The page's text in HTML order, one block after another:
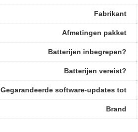
Fabrikant
Afmetingen pakket
Batterijen inbegrepen?
Batterijen vereist?
Gegarandeerde software-updates tot
Brand